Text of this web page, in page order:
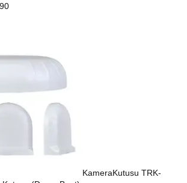
KameraKutusu TRK-